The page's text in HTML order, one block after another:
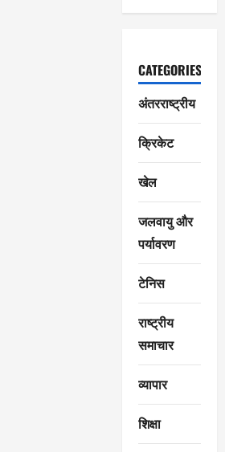
CATEGORIES
अंतरराष्ट्रीय
क्रिकेट
खेल
जलवायु और
पर्यावरण
टेनिस
राष्ट्रीय
समाचार
व्यापार
शिक्षा